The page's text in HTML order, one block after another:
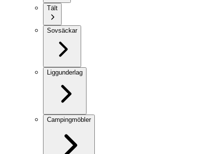
Tält
Sovsäckar
Liggunderlag
Campingmöbler